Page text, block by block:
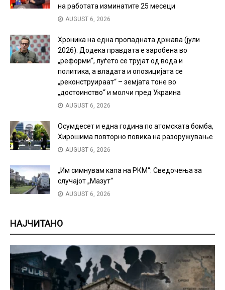
на работата изминатите 25 месеци
AUGUST 6, 2026
Хроника на една пропадната држава (јули
2026): Додека правдата е заробена во
„реформи“, луѓето се трујат од вода и
политика, а владата и опозицијата се
„реконструираат“ – земјата тоне во
„достоинство“ и молчи пред Украина
AUGUST 6, 2026
Осумдесет и една година по атомската бомба,
Хирошима повторно повика на разоружување
AUGUST 6, 2026
„Им симнувам капа на РКМ“: Сведочења за
случајот „Мазут“
AUGUST 6, 2026
НАЈЧИТАНО